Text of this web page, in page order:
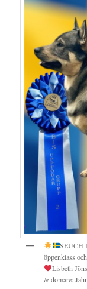
SEUCH
öppenklass
Lisbeth
& domare: